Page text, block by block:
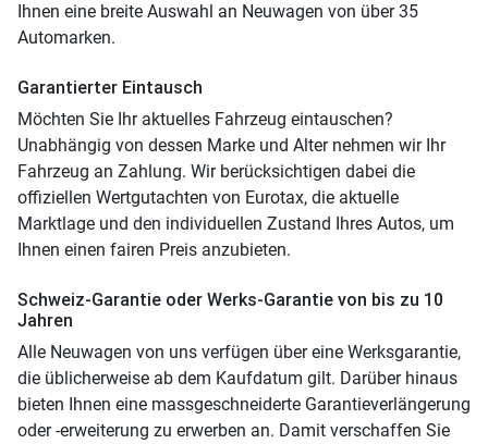
Ihnen eine breite Auswahl an Neuwagen von über 35
Automarken.
Garantierter Eintausch
Möchten Sie Ihr aktuelles Fahrzeug eintauschen?
Unabhängig von dessen Marke und Alter nehmen wir Ihr
Fahrzeug an Zahlung. Wir berücksichtigen dabei die
offiziellen Wertgutachten von Eurotax, die aktuelle
Marktlage und den individuellen Zustand Ihres Autos, um
Ihnen einen fairen Preis anzubieten.
Schweiz-Garantie oder Werks-Garantie von bis zu 10
Jahren
Alle Neuwagen von uns verfügen über eine Werksgarantie,
die üblicherweise ab dem Kaufdatum gilt. Darüber hinaus
bieten Ihnen eine massgeschneiderte Garantieverlängerung
oder -erweiterung zu erwerben an. Damit verschaffen Sie